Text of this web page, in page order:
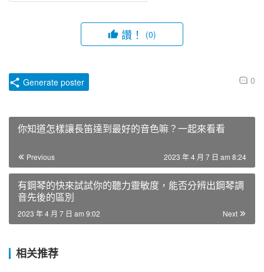
讚！ (0)
0
Generate poster
你知道怎樣讓長笛達到最好的音色嘛？一起來看看
Previous 2023 年 4 月 7 日 am 8:24
有鋼琴的快來試試你的聽力靈敏度，能否分辨出鋼琴調
音先後的區別
Next
2023 年 4 月 7 日 am 9:02
相关推荐